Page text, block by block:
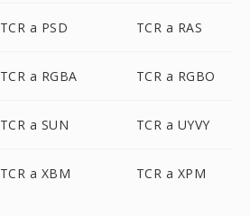
TCR a PSD TCR a RAS
TCR a RGBA TCR a RGBO
TCR a SUN TCR a UYVY
TCR a XBM TCR a XPM